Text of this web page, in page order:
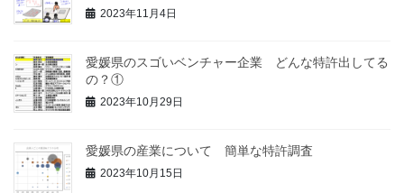
2023年11月4日
愛媛県のスゴいベンチャー企業 どんな特許出してる
の？①
2023年10月29日
愛媛県の産業について 簡単な特許調査
2023年10月15日